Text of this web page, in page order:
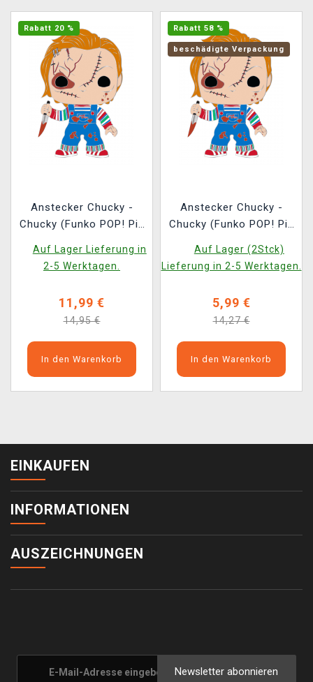
Rabatt 20 %
Anstecker Chucky -
Chucky (Funko POP! Pin
Auf Lager Lieferung in
2-5 Werktagen.
11,99 €
14,95 €
In den Warenkorb
Rabatt 58 %
beschädigte Verpackung
Anstecker Chucky -
Chucky (Funko POP! Pin
Verpackung)
Auf Lager (2Stck)
Lieferung in 2-5 Werktagen.
5,99 €
14,27 €
In den Warenkorb
EINKAUFEN
INFORMATIONEN
AUSZEICHNUNGEN
Newsletter abonnieren